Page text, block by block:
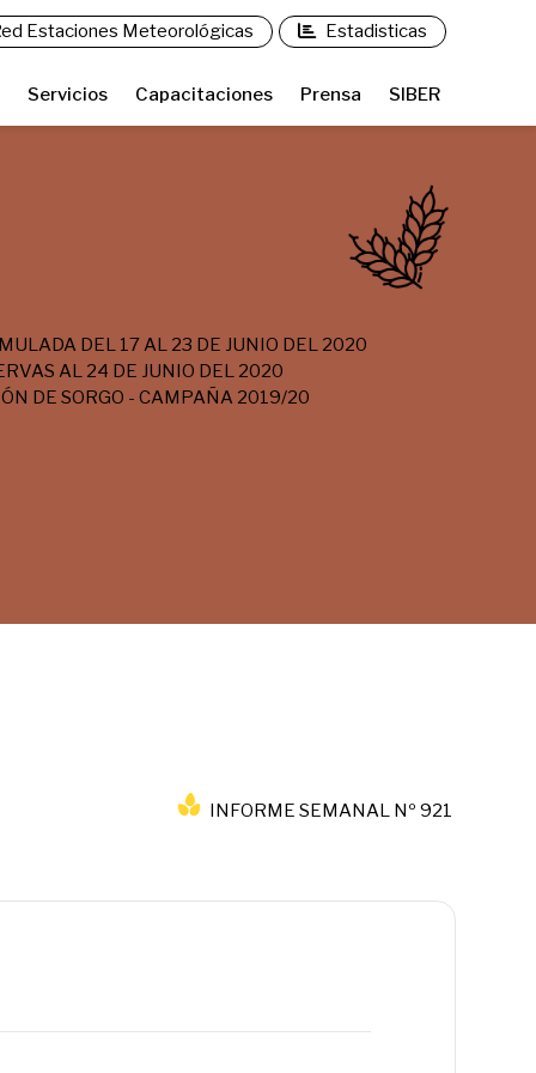
Servicios Capacitaciones Prensa SIBER
Estaciones Meteorológicas Estadisticas
DEL 17 AL 23 DE JUNIO DEL 2020
AL 24 DE JUNIO DEL 2020
DE SORGO - CAMPAÑA 2019/20
INFORME SEMANAL Nº 921